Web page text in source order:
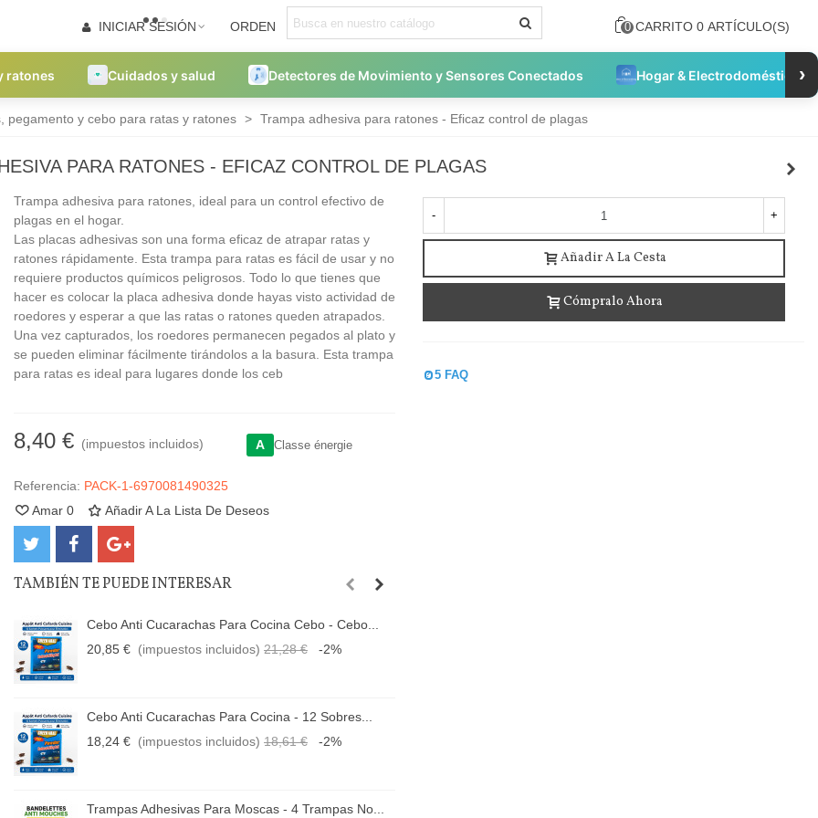
INICIAR SESIÓN ORDEN 0 CARRITO 0 ARTÍCULO(S)
ratones Cuidados y salud Detectores de Movimiento y Sensores Conectados Hogar & Electrodomésticos
›
pegamento y cebo para ratas y ratones > Trampa adhesiva para ratones - Eficaz control de plagas
PARA RATONES - EFICAZ CONTROL DE PLAGAS
Trampa adhesiva para ratones, ideal para un control efectivo de
plagas en el hogar.
Las placas adhesivas son una forma eficaz de atrapar ratas y
ratones rápidamente. Esta trampa para ratas es fácil de usar y no
requiere productos químicos peligrosos. Todo lo que tienes que
hacer es colocar la placa adhesiva donde hayas visto actividad de
roedores y esperar a que las ratas o ratones queden atrapados.
Una vez capturados, los roedores permanecen pegados al plato y
se pueden eliminar fácilmente tirándolos a la basura. Esta trampa
para ratas es ideal para lugares donde los ceb
8,40 € (impuestos incluidos) A Classe énergie
Referencia: PACK-1-6970081490325
Amar 0 Añadir A La Lista De Deseos
TAMBIÉN TE PUEDE INTERESAR
Cebo Anti Cucarachas Para Cocina Cebo - Cebo...
20,85 € (impuestos incluidos) 21,28 € -2%
Cebo Anti Cucarachas Para Cocina - 12 Sobres...
18,24 € (impuestos incluidos) 18,61 € -2%
Trampas Adhesivas Para Moscas - 4 Trampas No...
- +
Añadir A La Cesta
Cómpralo Ahora
5 FAQ